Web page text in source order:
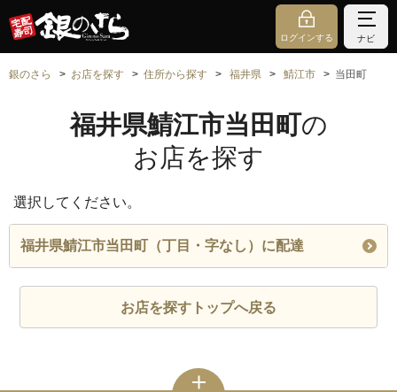
ログインする ナビ
銀のさら お店を探す 住所から探す 福井県 鯖江市 当田町
福井県鯖江市当田町の
お店を探す
選択してください。
福井県鯖江市当田町（丁目・字なし）に配達
お店を探すトップへ戻る